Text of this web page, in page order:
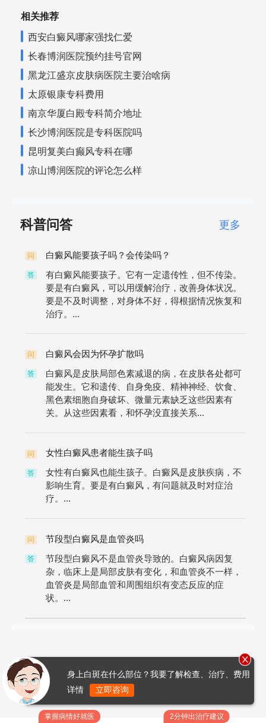
相关推荐
西安白癜风哪家强找仁爱
长春博润医院预约挂号官网
黑龙江盛京皮肤病医院主要治啥病
太原银康专科费用
南京华厦白殿专科简介地址
长沙博润医院是专科医院吗
昆明复美白癫风专科在哪
凉山博润医院的评论怎么样
科普问答 更多
问 白癜风能要孩子吗？会传染吗？
答
有白癜风能要孩子。它有一定遗传性，但不传染。
要是有白癜风，可以用缓解治疗，改善身体状况。
要是不及时调整，对身体不好，得根据情况恢复和
治疗。...
问 白癜风会因为怀孕扩散吗
答
白癜风是皮肤局部色素减退的病，在皮肤各处都可
能发生。它和遗传、自身免疫、精神神经、饮食、
黑色素细胞自身破坏、微量元素缺乏这些因素有
关。从这些因素看，和怀孕没直接关系...
问 女性白癜风患者能生孩子吗
答
女性有白癜风也能生孩子。白癜风是皮肤疾病，不
影响生育。要是有白癜风，有问题就及时对症治
疗。...
问 节段型白癜风是血管炎吗
答
节段型白癜风不是血管炎导致的。白癜风病因复
杂，临床上是局部皮肤有变化，和血管炎不一样，
血管炎是局部血管和周围组织有变态反应的症
状。...
掌握病情好就医 2分钟出治疗建议
身上白斑在什么部位？我要了解检查、治疗、费用
详情
立即咨询